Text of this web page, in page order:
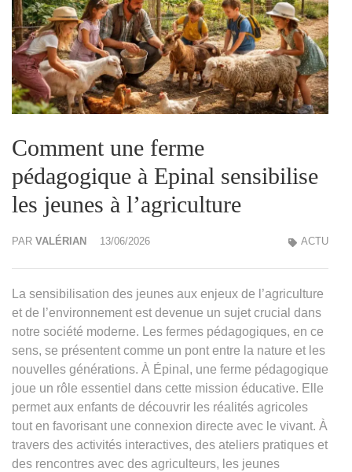
Comment une ferme
pédagogique à Epinal sensibilise
les jeunes à l’agriculture
PAR VALÉRIAN 13/06/2026 ACTU
La sensibilisation des jeunes aux enjeux de l’agriculture
et de l’environnement est devenue un sujet crucial dans
notre société moderne. Les fermes pédagogiques, en ce
sens, se présentent comme un pont entre la nature et les
nouvelles générations. À Épinal, une ferme pédagogique
joue un rôle essentiel dans cette mission éducative. Elle
permet aux enfants de découvrir les réalités agricoles
tout en favorisant une connexion directe avec le vivant. À
travers des activités interactives, des ateliers pratiques et
des rencontres avec des agriculteurs, les jeunes